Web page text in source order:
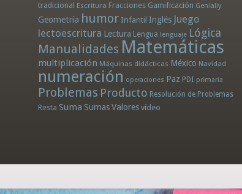
tradicional Escritura Fracciones Gamificación Genially
Geometría humor Infantil Inglés Juego
lectoescritura Lectura Lengua lenguaje Lógica
Manualidades Matemáticas
multiplicación Máquinas didácticas México Navidad
numeración operaciones Paz PDI primaria
Problemas Producto Resolución de Problemas
Resta Suma SumasValores vídeo